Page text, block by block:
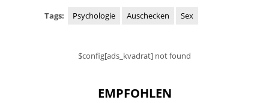
Tags: Psychologie Auschecken Sex
$config[ads_kvadrat] not found
EMPFOHLEN